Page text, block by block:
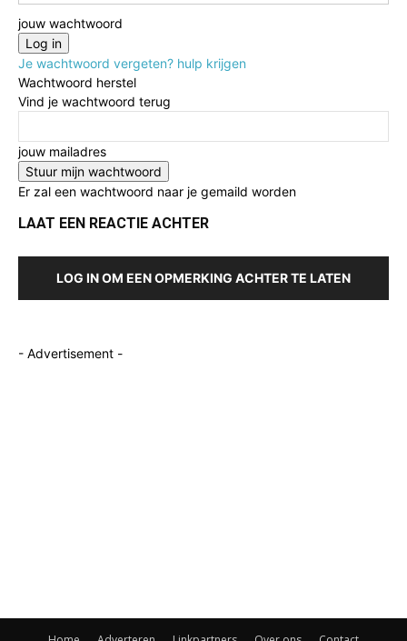
jouw wachtwoord
Je wachtwoord vergeten? hulp krijgen
Wachtwoord herstel
Vind je wachtwoord terug
jouw mailadres
Er zal een wachtwoord naar je gemaild worden
LAAT EEN REACTIE ACHTER
LOG IN OM EEN OPMERKING ACHTER TE LATEN
- Advertisement -